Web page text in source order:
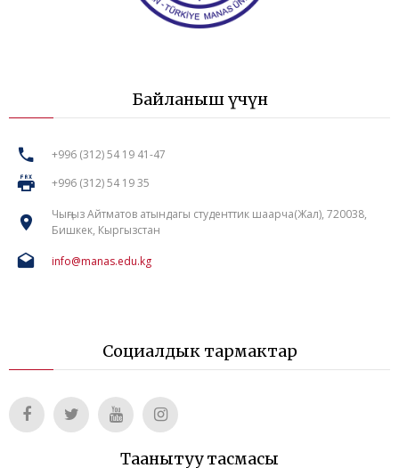
Байланыш үчүн
+996 (312) 54 19 41-47
+996 (312) 54 19 35
Чыңгыз Айтматов атындагы студенттик шаарча(Жал), 720038,
Бишкек, Кыргызстан
info@manas.edu.kg
Социалдык тармактар
Таанытуу тасмасы